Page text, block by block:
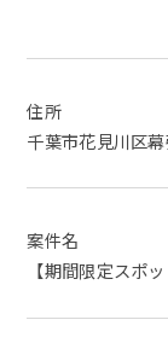
住所
千葉市花見川区
案件名
【期間限定スポ